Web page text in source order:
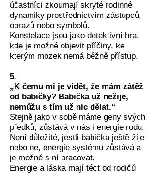
účastníci zkoumají skryté rodinné
dynamiky prostřednictvím zástupců,
obrazů nebo symbolů.
Konstelace jsou jako detektivní hra,
kde je možné objevit příčiny, ke
kterým mozek nemá běžně přístup.
5.
„K čemu mi je vidět, že mám zátěž
od babičky? Babička už nežije,
nemůžu s tím už nic dělat.“
Stejně jako v sobě máme geny svých
předků, zůstává v nás i energie rodu.
Není důležité, jestli babička ještě žije
nebo ne, energie systému zůstává a
je možné s ní pracovat.
Energie a láska mají téct od rodičů